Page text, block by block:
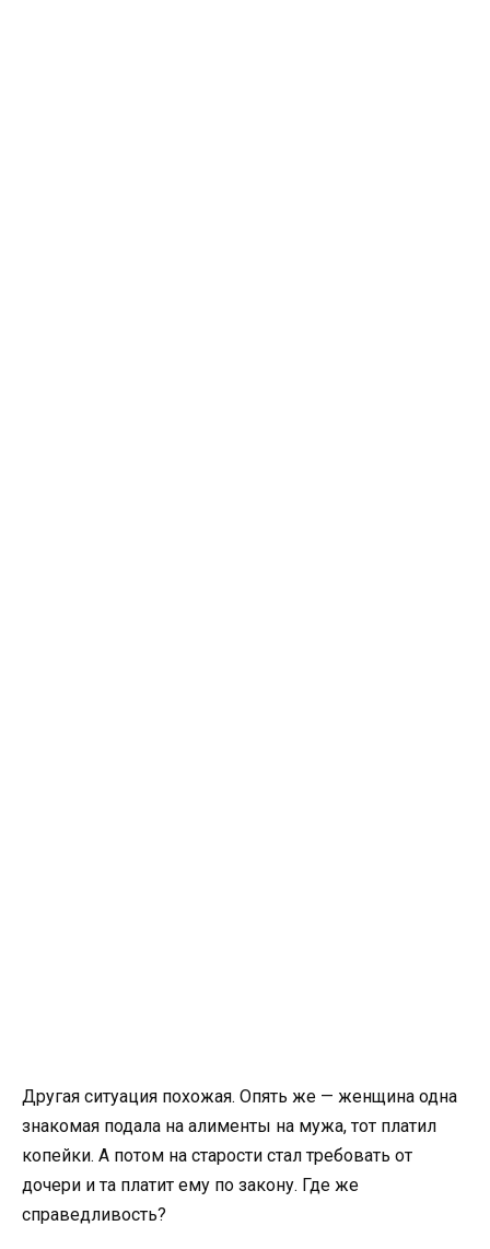
Другая ситуация похожая. Опять же — женщина одна
знакомая подала на алименты на мужа, тот платил
копейки. А потом на старости стал требовать от
дочери и та платит ему по закону. Где же
справедливость?